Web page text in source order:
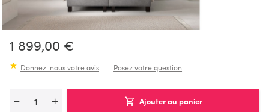
1 899,00 €
Donnez-nous votre avis Posez votre question
Ajouter au panier